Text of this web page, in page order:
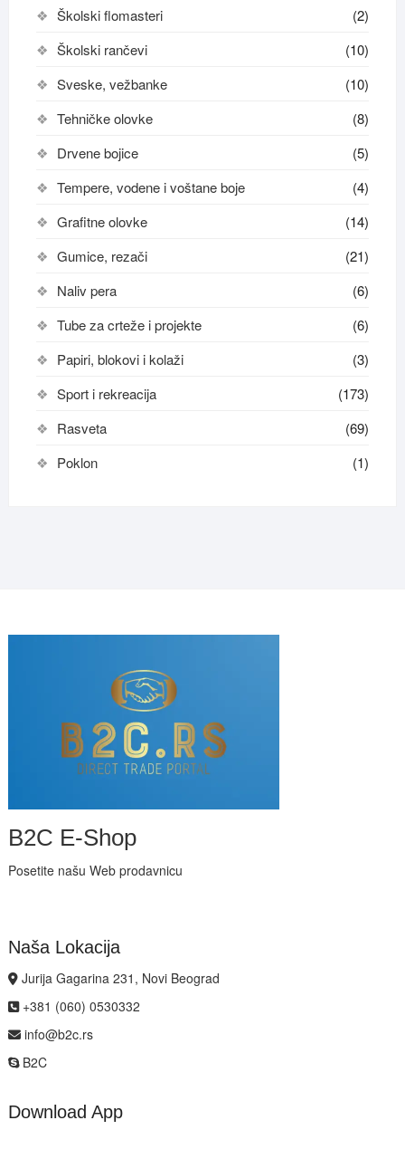
Školski flomasteri
(2)
Školski rančevi
(10)
Sveske, vežbanke
(10)
Tehničke olovke
(8)
Drvene bojice
(5)
Tempere, vodene i voštane boje
(4)
Grafitne olovke
(14)
Gumice, rezači
(21)
Naliv pera
(6)
Tube za crteže i projekte
(6)
Papiri, blokovi i kolaži
(3)
Sport i rekreacija
(173)
Rasveta
(69)
Poklon
(1)
B2C E-Shop
Posetite našu Web prodavnicu
Naša Lokacija
Jurija Gagarina 231, Novi Beograd
+381 (060) 0530332
info@b2c.rs
B2C
Download App